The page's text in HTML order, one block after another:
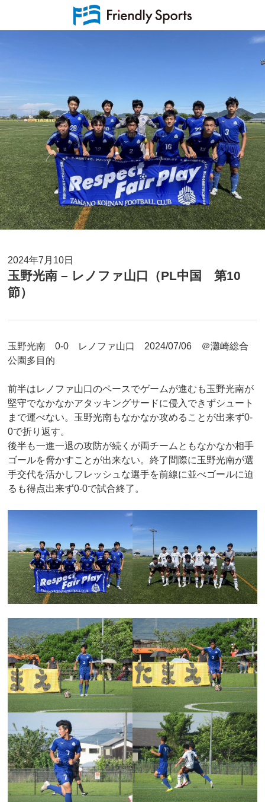
2024年7月10日
玉野光南 – レノファ山口（PL中国 第10
節）
玉野光南 0-0 レノファ山口 2024/07/06 ＠灘崎総合
公園多目的
前半はレノファ山口のペースでゲームが進むも玉野光南が
堅守でなかなかアタッキングサードに侵入できずシュート
まで運べない。玉野光南もなかなか攻めることが出来ず0-
0で折り返す。
後半も一進一退の攻防が続くが両チームともなかなか相手
ゴールを脅かすことが出来ない。終了間際に玉野光南が選
手交代を活かしフレッシュな選手を前線に並べゴールに迫
るも得点出来ず0-0で試合終了。